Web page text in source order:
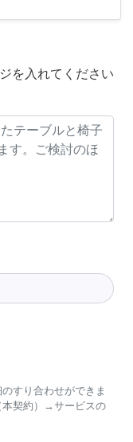
を入れてください
すり合わせができま
本契約）→サービスの